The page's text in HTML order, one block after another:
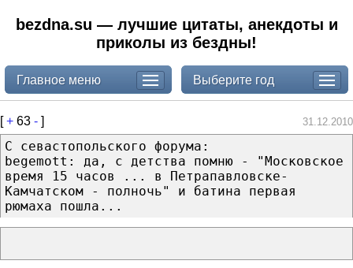
bezdna.su — лучшие цитаты, анекдоты и
приколы из бездны!
Главное меню Выберите год
[+ 63 - ] 31.12.2010
С севастопольского форума:
begemott: да, с детства помню - "Московское
время 15 часов ... в Петрапавловске-
Камчатском - полночь" и батина первая
рюмаха пошла...